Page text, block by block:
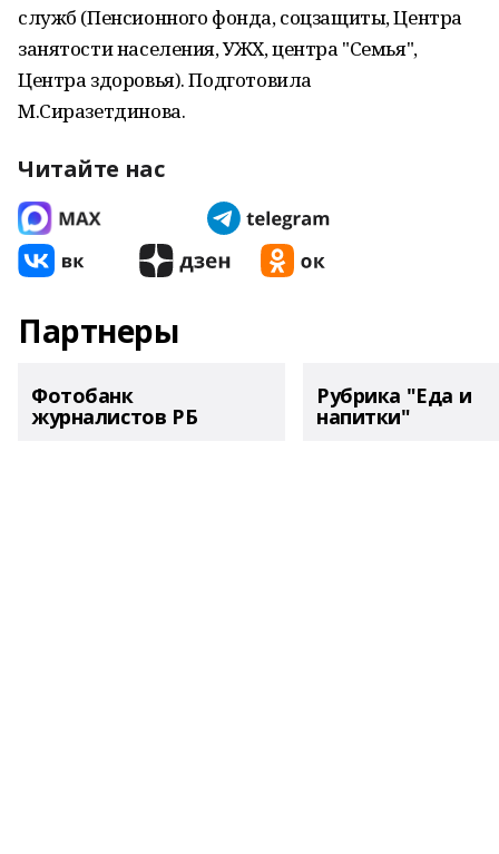
служб (Пенсионного фонда, соцзащиты, Центра
занятости населения, УЖХ, центра "Семья",
Центра здоровья). Подготовила
М.Сиразетдинова.
Читайте нас
Партнеры
Фотобанк
журналистов РБ
Рубрика "Еда и
напитки"